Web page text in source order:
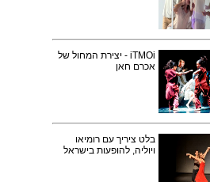
iTMOi - יצירת המחול של
אכרם חאן
בלט ציריך עם רומיאו
ויוליה, להופעות בישראל